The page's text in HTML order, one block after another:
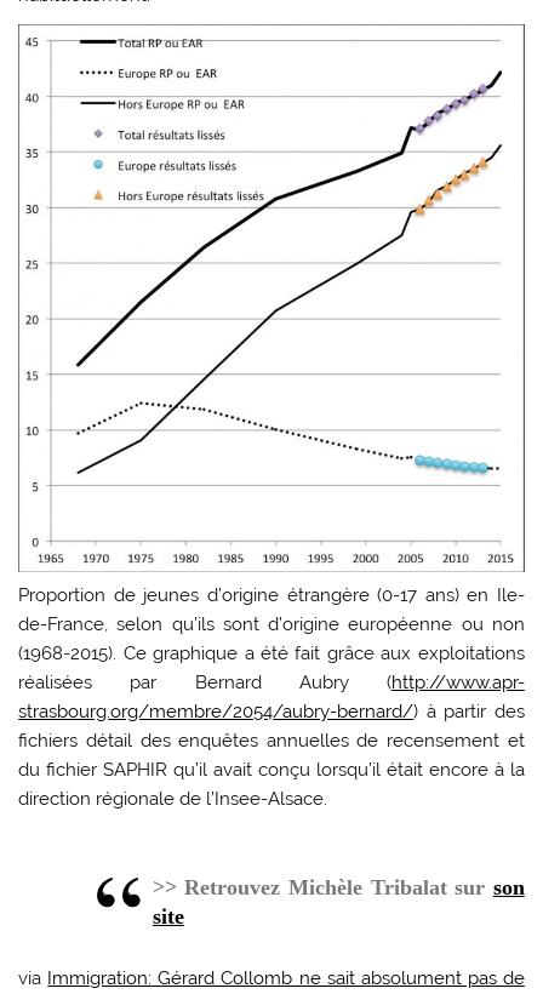
Proportion de jeunes d’origine étrangère (0-17 ans) en Ile-
de-France, selon qu’ils sont d’origine européenne ou non
(1968-2015). Ce graphique a été fait grâce aux exploitations
réalisées par Bernard Aubry (http://www.apr-
strasbourg.org/membre/2054/aubry-bernard/) à partir des
fichiers détail des enquêtes annuelles de recensement et
du fichier SAPHIR qu’il avait conçu lorsqu’il était encore à la
direction régionale de l’Insee-Alsace.
>> Retrouvez Michèle Tribalat sur son
site
via Immigration: Gérard Collomb ne sait absolument pas de